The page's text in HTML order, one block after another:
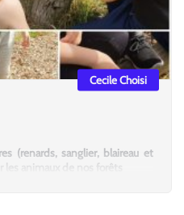
(renards, sanglier, blaireau et
animaux de nos forêts
Cecile Choisi